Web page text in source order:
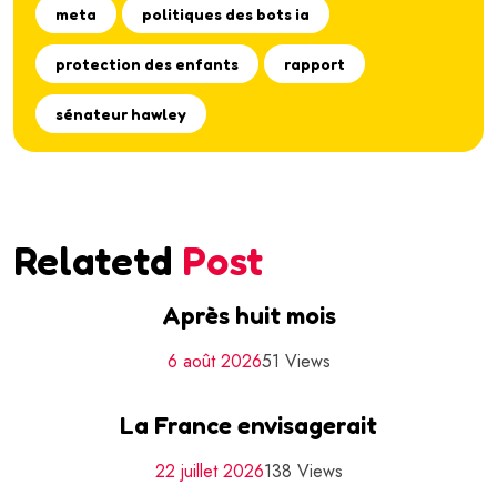
meta politiques des bots ia
protection des enfants rapport
sénateur hawley
Relatetd Post
Après huit mois
6 août 202651 Views
La France envisagerait
22 juillet 2026138 Views